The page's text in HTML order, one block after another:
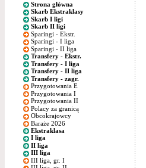
Strona główna
Skarb Ekstraklasy
Skarb I ligi
Skarb II ligi
Sparingi - Ekstr.
Sparingi - I liga
Sparingi - II liga
Transfery - Ekstr.
Transfery - I liga
Transfery - II liga
Transfery - zagr.
Przygotowania E
Przygotowania I
Przygotowania II
Polacy za granicą
Obcokrajowcy
Baraże 2026
Ekstraklasa
I liga
II liga
III liga
III liga, gr. I